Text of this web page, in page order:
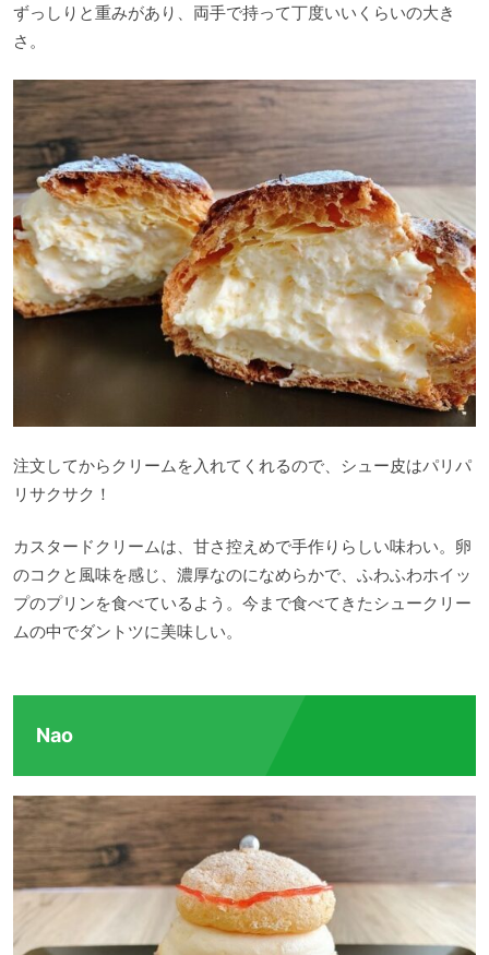
ずっしりと重みがあり、両手で持って丁度いいくらいの大き
さ。
注文してからクリームを入れてくれるので、シュー皮はパリパ
リサクサク！
カスタードクリームは、甘さ控えめで手作りらしい味わい。卵
のコクと風味を感じ、濃厚なのになめらかで、ふわふわホイッ
プのプリンを食べているよう。今まで食べてきたシュークリー
ムの中でダントツに美味しい。
Nao